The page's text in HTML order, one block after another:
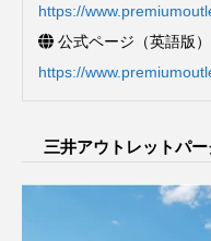
https://
公式ページ（英語版
https://
三井アウトレットパー